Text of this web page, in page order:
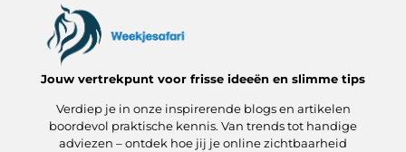
Jouw vertrekpunt voor frisse ideeën en slimme tips
Verdiep je in onze inspirerende blogs en artikelen
boordevol praktische kennis. Van trends tot handige
adviezen – ontdek hoe jij je online zichtbaarheid